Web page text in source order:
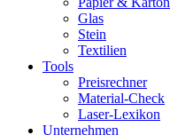
Glas
Stein
Textilien
Tools
Preisrechner
Material-Check
Laser-Lexikon
Unternehmen